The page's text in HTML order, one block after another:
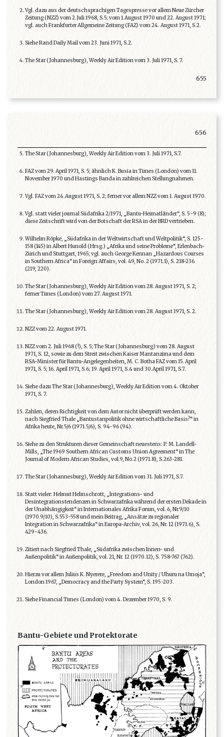
Vgl. dazu aus der deutschsprachigen Tagespresse vor allem Neue Zürcher
Zeitung (NZZ) vom 2.Juli 1968, S.5; vom 1.August 1970 und 22. August 1971;
vgl. auch Frankfurter Allgemeine Zeitung (FAZ) vom 24. August 1971, S.2.
Siehe Rand Daily Mail vom 23. Juni 1971, S.2.
The Star (Johannesburg), Weekly Air Edition vom 3. Juli 1971, S. 7.
655
656
The Star (Johannesburg), Weekly Air Edition vom 3. Juli 1971, S.7.
FAZ vom 29. April 1971, S. 5; ähnlich K. Busia in Times (London) vom 11.
November 1970 und Hastings Banda in zahlreichen Stellungnahmen.
Vgl. FAZ vom 24.August 1971, S. 2; ferner vor allem NZZ vom 1. August 1970.
Vgl. statt vieler journal Südafrika 2/1971, „Bantu-Heimatländer“, S. 5-9 (8);
diese Zeitschrift wird von der Botschaft der RSA in der BRD vertrieben.
Wilhelm Röpke, „Südafrika in der Weltwirtschaft und Weltpolitik“, S. 125-
158 (145) in Albert Hunold (Hrsg.) „Afrika und seine Probleme“, Erlenbach-
Zürich und Stuttgart, 1965; vgl. auch George Kennan „Hazardous Courses
in Southern Africa“ in Foreign Affairs, vol. 49, No. 2 (1971.1), S. 218-236
(219, 220).
The Star (Johannesburg), Weekly Air Edition vom 28. August 1971, S. 2;
ferner Times (London) vom 27. August 1971.
The Star (Johannesburg), Weekly Air Edition vom 28. August 1971, S. 2.
NZZ vom 22. August 1971.
NZZ vom 2. Juli 1968 (!), S. 5; The Star (Johannesburg) vom 28. August
1971, S. 12, sowie zu dem Streit zwischen Kaiser Mantanzima und dem
RSA-Minister für Bantu-Angelegenheiten, M. C. Botha FAZ vom 15. April
1971, S. 5; 16. April 1971, S.6; 19. April 1971, S.4 und 30.April 1971, S.7.
Siehe dazu The Star (Johannesburg), Weekly Air Edition vom 4. Oktober
1971, S. 7.
Zahlen, deren Richtigkeit von dem Autor nicht überprüft werden kann,
nach Siegfried Thale „Bantustanpolitik ohne wirtschaftliche Basis?“ in
Afrika heute, Nr.5/6 (1971.5/6), S. 94-96 (94).
Siehe zu den Strukturen dieser Gemeinschaft neuestens: P. M. Landell-
Mills, „The 1969 Southern African Customs Union Agreement“ in The
Journal of Modern African Studies, vol.9, No.2 (1971.8), S.263-281.
The Star (Johannesburg), Weekly Air Edition vom 31. Juli 1971, S.7.
Statt vieler: Helmut Helmschrott, „lntegrations- und
Desintegrationstendenzen in Schwarzafrika während der ersten Dekade in
der Unabhängigkeit“ in Internationales Afrika Forum, vol. 6, Nr.9/10
(1970.9/10), S.553-558 und mein Beitrag, „Ansätze zu regionaler
Integration in Schwarzafrika“ in Europa-Archiv, vol. 26, Nr. 12 (1971.6), S.
429-436.
Zitiert nach Siegfried Thale, „Südafrika zwischen Innen- und
Außenpolitik“ in Außenpolitik, vol. 21, Nr. 12 (1970.12), S. 758-767 (762).
Hierzu vor allem Julius K. Nyerere, „Freedom and Unity / Uhuru na Umoja“,
London 1967, „Democracy and the Party System“, S. 195-203.
Siehe Financial Times (London) vom 4. Dezember 1970, S. 9.
Bantu-Gebiete und Protektorate